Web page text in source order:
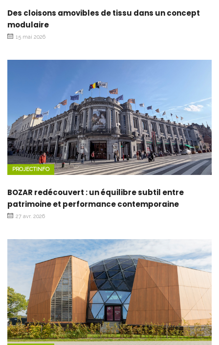
Des cloisons amovibles de tissu dans un concept
modulaire
15 mai 2026
PROJECTINFO
BOZAR redécouvert : un équilibre subtil entre
patrimoine et performance contemporaine
27 avr. 2026